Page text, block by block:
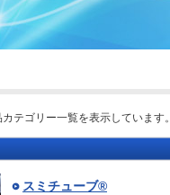
テゴリー一覧を表示しています。
スミチューブ®